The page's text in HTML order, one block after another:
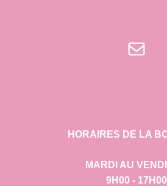
E-mail
HORAIRES DE LA
MARDI AU
9H00 - 17H00